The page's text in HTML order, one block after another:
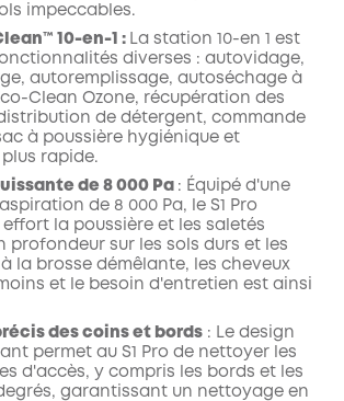
impeccables.
10-en-1 : La station 10-en 1 est
diverses : autovidage,
autoremplissage, autoséchage à
Clean Ozone, récupération des
de détergent, commande
à poussière hygiénique et
rapide.
de 8 000 Pa : Équipé d'une
de 8 000 Pa, le S1 Pro
la poussière et les saletés
profondeur sur les sols durs et les
la brosse démêlante, les cheveux
et le besoin d'entretien est ainsi
des coins et bords : Le design
permet au S1 Pro de nettoyer les
d'accès, y compris les bords et les
garantissant un nettoyage en